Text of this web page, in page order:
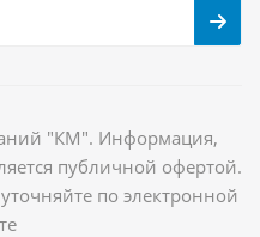
"КМ". Информация,
публичной офертой.
по электронной